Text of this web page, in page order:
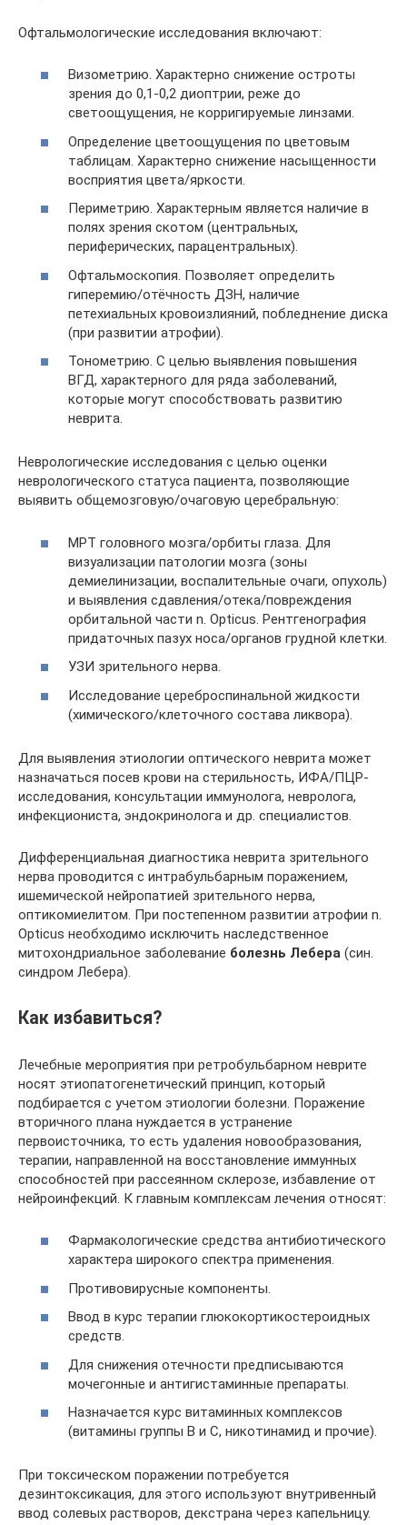
Офтальмологические исследования включают:
Визометрию. Характерно снижение остроты
зрения до 0,1-0,2 диоптрии, реже до
светоощущения, не корригируемые линзами.
Определение цветоощущения по цветовым
таблицам. Характерно снижение насыщенности
восприятия цвета/яркости.
Периметрию. Характерным является наличие в
полях зрения скотом (центральных,
периферических, парацентральных).
Офтальмоскопия. Позволяет определить
гиперемию/отёчность ДЗН, наличие
петехиальных кровоизлияний, побледнение диска
(при развитии атрофии).
Тонометрию. С целью выявления повышения
ВГД, характерного для ряда заболеваний,
которые могут способствовать развитию
неврита.
Неврологические исследования с целью оценки
неврологического статуса пациента, позволяющие
выявить общемозговую/очаговую церебральную:
МРТ головного мозга/орбиты глаза. Для
визуализации патологии мозга (зоны
демиелинизации, воспалительные очаги, опухоль)
и выявления сдавления/отека/повреждения
орбитальной части n. Opticus. Рентгенография
придаточных пазух носа/органов грудной клетки.
УЗИ зрительного нерва.
Исследование цереброспинальной жидкости
(химического/клеточного состава ликвора).
Для выявления этиологии оптического неврита может
назначаться посев крови на стерильность, ИФА/ПЦР-
исследования, консультации иммунолога, невролога,
инфекциониста, эндокринолога и др. специалистов.
Дифференциальная диагностика неврита зрительного
нерва проводится с интрабульбарным поражением,
ишемической нейропатией зрительного нерва,
оптикомиелитом. При постепенном развитии атрофии n.
Opticus необходимо исключить наследственное
митохондриальное заболевание болезнь Лебера (син.
синдром Лебера).
Как избавиться?
Лечебные мероприятия при ретробульбарном неврите
носят этиопатогенетический принцип, который
подбирается с учетом этиологии болезни. Поражение
вторичного плана нуждается в устранение
первоисточника, то есть удаления новообразования,
терапии, направленной на восстановление иммунных
способностей при рассеянном склерозе, избавление от
нейроинфекций. К главным комплексам лечения относят:
Фармакологические средства антибиотического
характера широкого спектра применения.
Противовирусные компоненты.
Ввод в курс терапии глюкокортикостероидных
средств.
Для снижения отечности предписываются
мочегонные и антигистаминные препараты.
Назначается курс витаминных комплексов
(витамины группы В и С, никотинамид и прочие).
При токсическом поражении потребуется
дезинтоксикация, для этого используют внутривенный
ввод солевых растворов, декстрана через капельницу.